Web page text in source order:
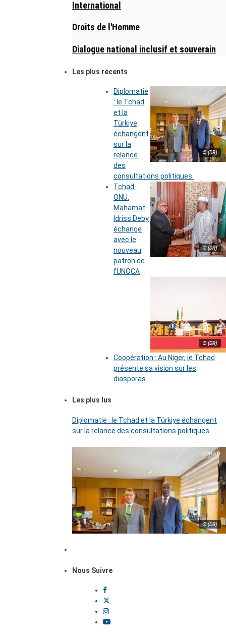
International
Droits de l'Homme
Dialogue national inclusif et souverain
Les plus récents
© (DR)
Diplomatie
: le Tchad
et la
Türkiye
échangent
sur la
relance
des
consultations politiques
© (DR)
Tchad-
ONU:
Mahamat
Idriss Deby
échange
avec le
nouveau
patron de
l’UNOCA
© (DR)
Coopération : Au Niger, le Tchad
présente sa vision sur les
diasporas
Les plus lus
Diplomatie : le Tchad et la Türkiye échangent
sur la relance des consultations politiques
© (DR)
Nous Suivre